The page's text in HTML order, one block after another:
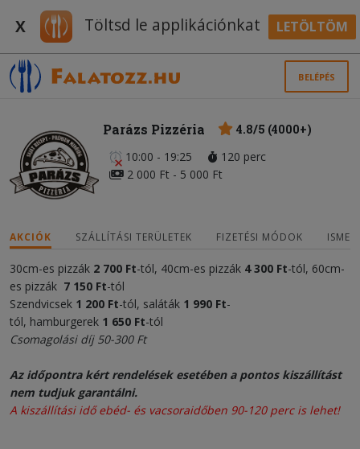
X Töltsd le applikációnkat LETÖLTÖM
BELÉPÉS
Parázs Pizzéria
4.8/5 (4000+)
10:00 - 19:25
120 perc
2 000 Ft - 5 000 Ft
AKCIÓK SZÁLLÍTÁSI TERÜLETEK FIZETÉSI MÓDOK
30cm-es pizzák 2 700 Ft-tól, 40cm-es pizzák 4 300 Ft-tól, 60cm-
es pizzák 7 150 Ft-tól
Szendvicsek 1 200 Ft-tól, saláták 1 990 Ft-
tól, hamburgerek 1 650 Ft-tól
Csomagolási díj 50-300 Ft
Az időpontra kért rendelések esetében a pontos kiszállítást
nem tudjuk garantálni.
A kiszállítási idő ebéd- és vacsoraidőben 90-120 perc is lehet!